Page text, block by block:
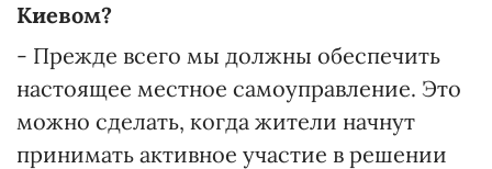
Киевом?
- Прежде всего мы должны обеспечить
настоящее местное самоуправление. Это
можно сделать, когда жители начнут
принимать активное участие в решении